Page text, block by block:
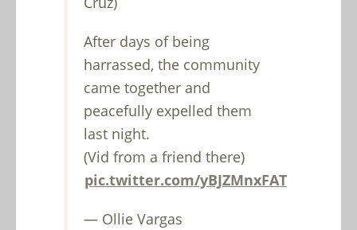
After days of being
harrassed, the community
came together and
peacefully expelled them
last night.
(Vid from a friend there)
pic.twitter.com/yBJZMnxFAT
— Ollie Vargas